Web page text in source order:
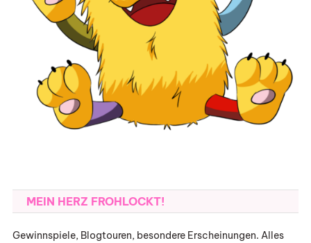
MEIN HERZ FROHLOCKT!
Gewinnspiele, Blogtouren, besondere Erscheinungen. Alles